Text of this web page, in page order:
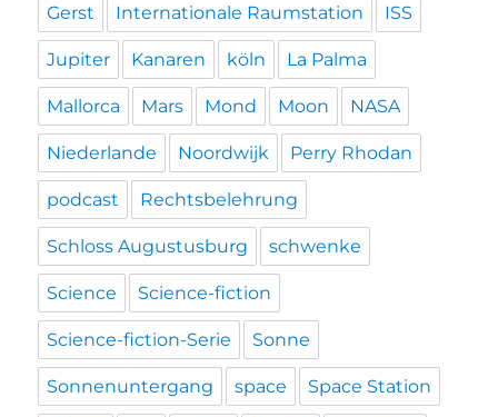
Gerst Internationale Raumstation ISS
Jupiter Kanaren köln La Palma
Mallorca Mars Mond Moon NASA
Niederlande Noordwijk Perry Rhodan
podcast Rechtsbelehrung
Schloss Augustusburg schwenke
Science Science-fiction
Science-fiction-Serie Sonne
Sonnenuntergang space Space Station